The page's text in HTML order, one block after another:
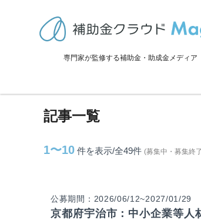
専門家が監修する補助金・助成金メディア
>補助金・助成金詳細
宇治市に関連する記事
記事一覧
1〜10 件を表示/全49件 (募集中・募集終
公募期間：2026/06/12~2027/01/29
京都府宇治市：中小企業等人